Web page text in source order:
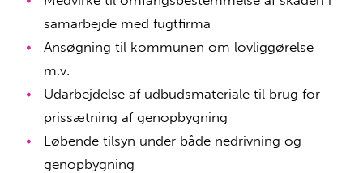
samarbejde med fugtfirma
Ansøgning til kommunen om lovliggørelse
m.v.
Udarbejdelse af udbudsmateriale til brug for
prissætning af genopbygning
Løbende tilsyn under både nedrivning og
genopbygning